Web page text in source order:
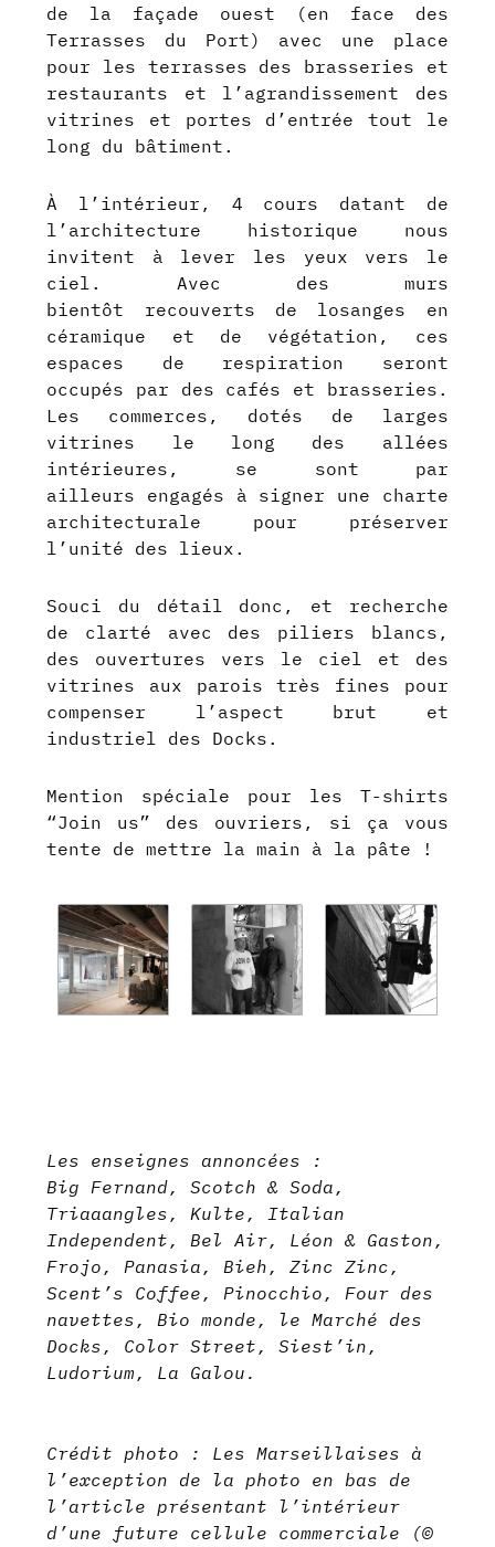
de la façade ouest (en face des
Terrasses du Port) avec une place
pour les terrasses des brasseries et
restaurants et l’agrandissement des
vitrines et portes d’entrée tout le
long du bâtiment.
À l’intérieur, 4 cours datant de
l’architecture historique nous
invitent à lever les yeux vers le
ciel. Avec des murs
bientôt recouverts de losanges en
céramique et de végétation, ces
espaces de respiration seront
occupés par des cafés et brasseries.
Les commerces, dotés de larges
vitrines le long des allées
intérieures, se sont par
ailleurs engagés à signer une charte
architecturale pour préserver
l’unité des lieux.
Souci du détail donc, et recherche
de clarté avec des piliers blancs,
des ouvertures vers le ciel et des
vitrines aux parois très fines pour
compenser l’aspect brut et
industriel des Docks.
Mention spéciale pour les T-shirts
“Join us” des ouvriers, si ça vous
tente de mettre la main à la pâte !
Les enseignes annoncées :
Big Fernand, Scotch & Soda,
Triaaangles, Kulte, Italian
Independent, Bel Air, Léon & Gaston,
Frojo, Panasia, Bieh, Zinc Zinc,
Scent’s Coffee, Pinocchio, Four des
navettes, Bio monde, le Marché des
Docks, Color Street, Siest’in,
Ludorium, La Galou.
Crédit photo : Les Marseillaises à
l’exception de la photo en bas de
l’article présentant l’intérieur
d’une future cellule commerciale (©